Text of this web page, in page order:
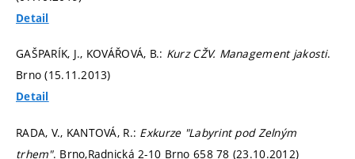
Detail
GAŠPARÍK, J., KOVÁŘOVÁ, B.: Kurz CŽV. Management jakosti.
Brno (15.11.2013)
Detail
RADA, V., KANTOVÁ, R.: Exkurze "Labyrint pod Zelným
trhem". Brno,Radnická 2-10 Brno 658 78 (23.10.2012)